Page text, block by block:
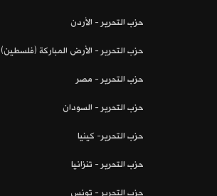
حزب التحرير - الأردن
حزب التحرير - الأرض المباركة (فلسطين)
حزب التحرير - مصر
حزب التحرير - السودان
حزب التحرير- كينيا
حزب التحرير - تنزانيا
حزب التحرير - تونس